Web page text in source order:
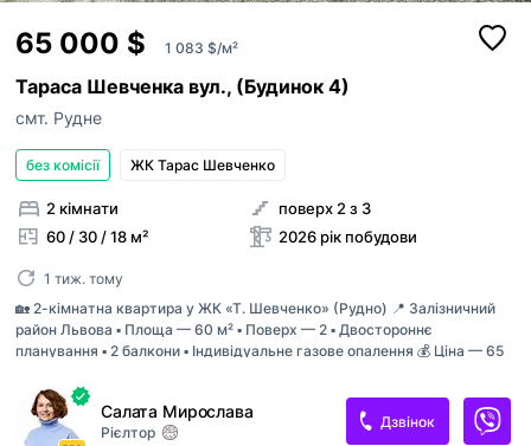
65 000 $ 1 083 $/м²
Тараса Шевченка вул., (Будинок 4)
смт. Рудне
без комісії ЖК Тарас Шевченко
2 кімнати
60 / 30 / 18 м²
поверх 2 з 3
2026 рік побудови
1 тиж. тому
🏡 2-кімнатна квартира у ЖК «Т. Шевченко» (Рудно) 📍 Залізничний
район Львова ▪️ Площа — 60 м² ▪️ Поверх — 2 ▪️ Двостороннє
планування ▪️ 2 балкони ▪️ Індивідуальне газове опалення 💰 Ціна — 65
2027 року з підключеними комунікаціями. ✔️ Цегляний будинок ✔️
Монолітне перекриття ✔️ Якісне утеплення Хороший варіант для
власного проживання або інвестиції.
Салата Мирослава
Рієлтор
Дзвінок